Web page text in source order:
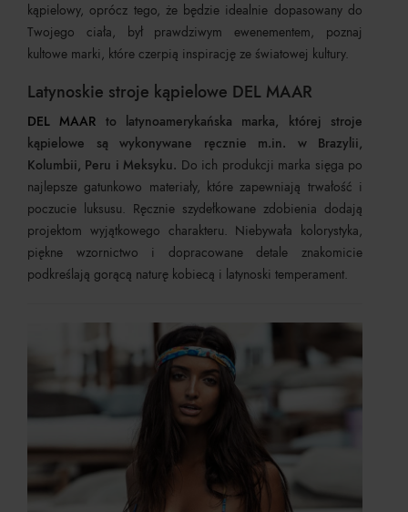
kąpielowy, oprócz tego, że będzie idealnie dopasowany do
Twojego ciała, był prawdziwym ewenementem, poznaj
kultowe marki, które czerpią inspirację ze światowej kultury.
Latynoskie stroje kąpielowe DEL MAAR
DEL MAAR to latynoamerykańska marka, której stroje
kąpielowe są wykonywane ręcznie m.in. w Brazylii,
Kolumbii, Peru i Meksyku. Do ich produkcji marka sięga po
najlepsze gatunkowo materiały, które zapewniają trwałość i
poczucie luksusu. Ręcznie szydełkowane zdobienia dodają
projektom wyjątkowego charakteru. Niebywała kolorystyka,
piękne wzornictwo i dopracowane detale znakomicie
podkreślają gorącą naturę kobiecą i latynoski temperament.